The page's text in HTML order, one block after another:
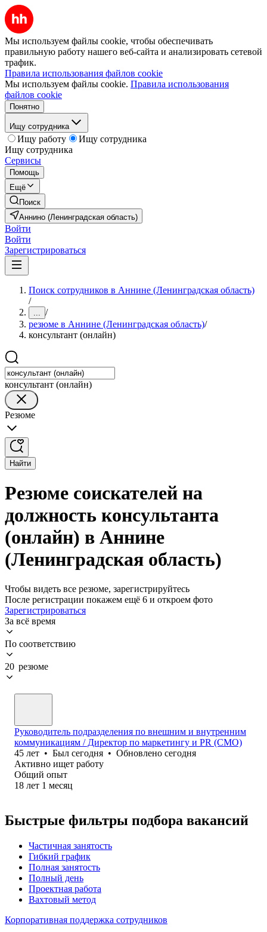
Мы используем файлы cookie, чтобы обеспечивать
правильную работу нашего веб-сайта и анализировать сетевой
трафик.
Правила использования файлов cookie
Мы используем файлы cookie. Правила использования
файлов cookie
Понятно
Ищу сотрудника
Ищу работу
Ищу сотрудника
Ищу сотрудника
Сервисы
Помощь
Ещё
Поиск
Аннино (Ленинградская область)
Войти
Войти
Зарегистрироваться
Поиск сотрудников в Аннине (Ленинградская область)
/
... /
резюме в Аннине (Ленинградская область)/
консультант (онлайн)
консультант (онлайн)
Резюме
Найти
Резюме соискателей на
должность консультанта
(онлайн) в Аннине
(Ленинградская область)
Чтобы видеть все резюме, зарегистрируйтесь
После регистрации покажем ещё 6 и откроем фото
Зарегистрироваться
За всё время
По соответствию
20 резюме
Руководитель подразделения по внешним и внутренним
коммуникациям / Директор по маркетингу и PR (CMO)
45 лет • Был сегодня • Обновлено сегодня
Активно ищет работу
Общий опыт
18 лет 1 месяц
Быстрые фильтры подбора вакансий
Частичная занятость
Гибкий график
Полная занятость
Полный день
Проектная работа
Вахтовый метод
Корпоративная поддержка сотрудников